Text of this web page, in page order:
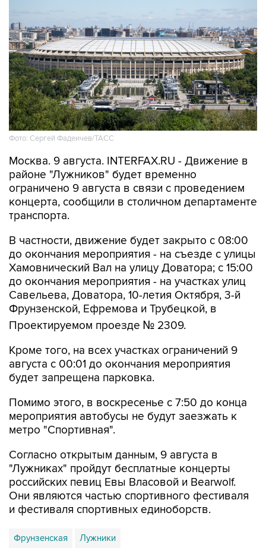
Фото: Сергей Фадеичев/ТАСС
Москва. 9 августа. INTERFAX.RU - Движение в
районе "Лужников" будет временно
ограничено 9 августа в связи с проведением
концерта, сообщили в столичном департаменте
транспорта.
В частности, движение будет закрыто с 08:00
до окончания мероприятия - на съезде с улицы
Хамовнический Вал на улицу Доватора; с 15:00
до окончания мероприятия - на участках улиц
Савельева, Доватора, 10-летия Октября, 3-й
Фрунзенской, Ефремова и Трубецкой, в
Проектируемом проезде № 2309.
Кроме того, на всех участках ограничений 9
августа с 00:01 до окончания мероприятия
будет запрещена парковка.
Помимо этого, в воскресенье с 7:50 до конца
мероприятия автобусы не будут заезжать к
метро "Спортивная".
Согласно открытым данным, 9 августа в
"Лужниках" пройдут бесплатные концерты
российских певиц Евы Власовой и Bearwolf.
Они являются частью спортивного фестиваля
и фестиваля спортивных единоборств.
Фрунзенская Лужники